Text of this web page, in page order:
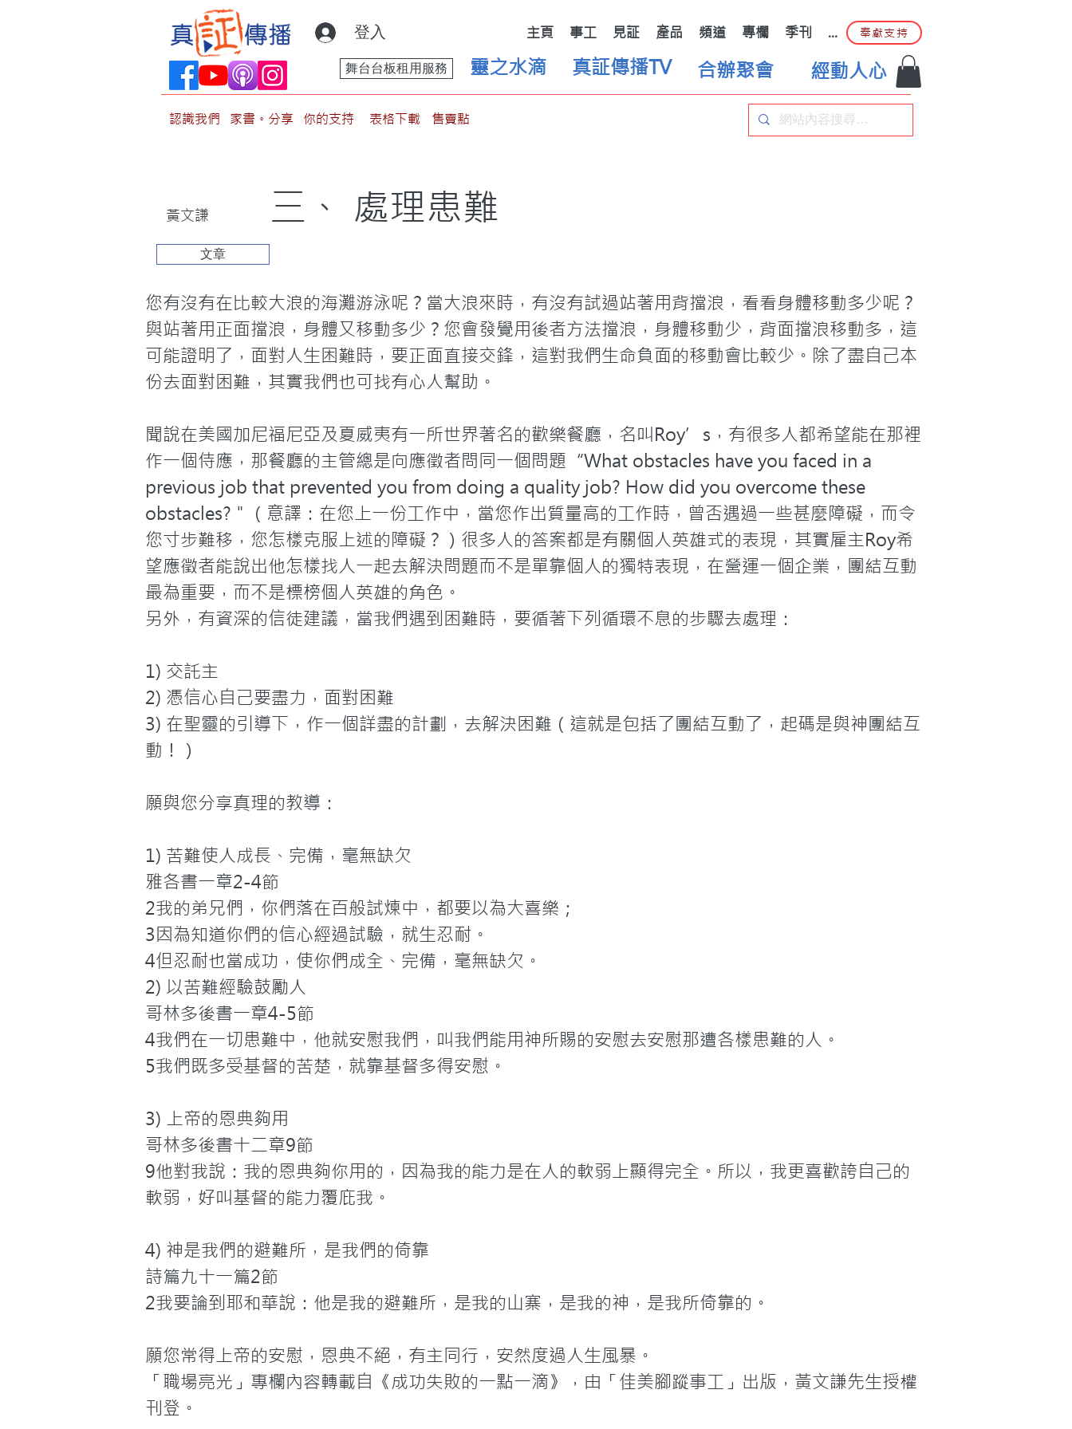
登入 主頁 事工 見証 產品 頻道 專欄 季刊 ... 奉獻支持
靈之水滴
舞台台板租用服務 真証傳播TV 合辦聚會 經動人心
認識我們 家書。分享 你的支持 表格下載 售賣點
黃文謙 三、 處理患難
文章
您有沒有在比較大浪的海灘游泳呢？當大浪來時，有沒有試過站著用背擋浪，看看身體移動多少呢？
與站著用正面擋浪，身體又移動多少？您會發覺用後者方法擋浪，身體移動少，背面擋浪移動多，這
可能證明了，面對人生困難時，要正面直接交鋒，這對我們生命負面的移動會比較少。除了盡自己本
份去面對困難，其實我們也可找有心人幫助。
聞說在美國加尼福尼亞及夏威夷有一所世界著名的歡樂餐廳，名叫Roy’s，有很多人都希望能在那裡
作一個侍應，那餐廳的主管總是向應徵者問同一個問題“What obstacles have you faced in a
previous job that prevented you from doing a quality job? How did you overcome these
obstacles?＂（意譯：在您上一份工作中，當您作出質量高的工作時，曾否遇過一些甚麼障礙，而令
您寸步難移，您怎樣克服上述的障礙？）很多人的答案都是有關個人英雄式的表現，其實雇主Roy希
望應徵者能說出他怎樣找人一起去解決問題而不是單靠個人的獨特表現，在營運一個企業，團結互動
最為重要，而不是標榜個人英雄的角色。
另外，有資深的信徒建議，當我們遇到困難時，要循著下列循環不息的步驟去處理：
1) 交託主
2) 憑信心自己要盡力，面對困難
3) 在聖靈的引導下，作一個詳盡的計劃，去解決困難（這就是包括了團結互動了，起碼是與神團結互
動！）
願與您分享真理的教導：
1) 苦難使人成長、完備，毫無缺欠
雅各書一章2-4節
2我的弟兄們，你們落在百般試煉中，都要以為大喜樂；
3因為知道你們的信心經過試驗，就生忍耐。
4但忍耐也當成功，使你們成全、完備，毫無缺欠。
2) 以苦難經驗鼓勵人
哥林多後書一章4-5節
4我們在一切患難中，他就安慰我們，叫我們能用神所賜的安慰去安慰那遭各樣患難的人。
5我們既多受基督的苦楚，就靠基督多得安慰。
3) 上帝的恩典夠用
哥林多後書十二章9節
9他對我說：我的恩典夠你用的，因為我的能力是在人的軟弱上顯得完全。所以，我更喜歡誇自己的
軟弱，好叫基督的能力覆庇我。
4) 神是我們的避難所，是我們的倚靠
詩篇九十一篇2節
2我要論到耶和華說：他是我的避難所，是我的山寨，是我的神，是我所倚靠的。
願您常得上帝的安慰，恩典不絕，有主同行，安然度過人生風暴。
「職場亮光」專欄內容轉載自《成功失敗的一點一滴》，由「佳美腳蹤事工」出版，黃文謙先生授權
刊登。